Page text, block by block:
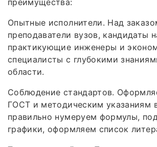
Опытные исполнители. Над
преподаватели вузов, кандидаты
практикующие инженеры и
специалисты с глубокими
области.
Соблюдение стандартов.
ГОСТ и методическим указаниям
правильно нумеруем формулы,
графики, оформляем список